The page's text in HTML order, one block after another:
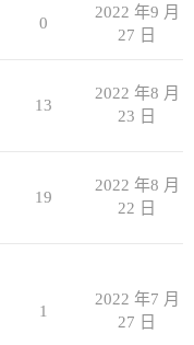
0
2022 年9 月
27 日
13
2022 年8 月
23 日
19
2022 年8 月
22 日
1
2022 年7 月
27 日